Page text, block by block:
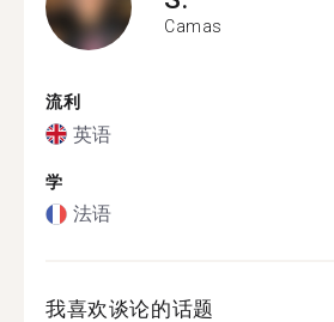
Camas
流利
英语
学
法语
我喜欢谈论的话题